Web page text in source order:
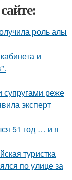
роль алы
и
реже
эксперт
51 год … и я
туристка
по улице за